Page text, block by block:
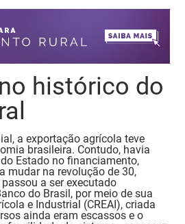
histórico do
a exportação agrícola teve
brasileira. Contudo, havia
Estado no financiamento,
mudar na revolução de 30,
a ser executado
do Brasil, por meio de sua
e Industrial (CREAI), criada
ainda eram escassos e o